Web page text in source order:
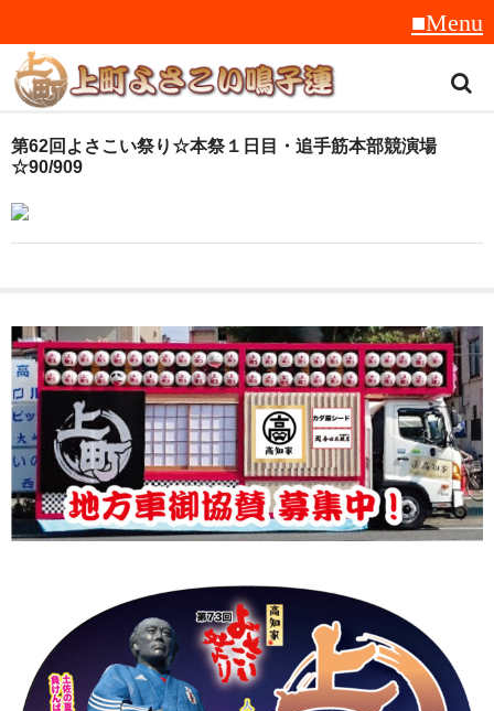
トップ
音楽
衣装
地方車
グッズ
上町Tシャツ
振付
その他
第62回よさこい祭り☆本祭１日目・追手筋本部競演場
☆90/909